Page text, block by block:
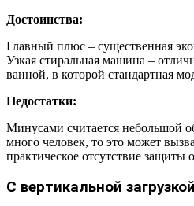
Достоинства:
Главный плюс – существенная
Узкая стиральная машина –
ванной, в которой стандартная
Недостатки:
Минусами считается небольшой
много человек, то это может
практическое отсутствие защиты
С вертикальной загрузкой